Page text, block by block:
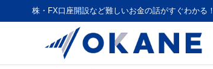
株・FX口座開設など難しいお金の話がすぐわかる！